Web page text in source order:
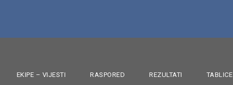
EKIPE – VIJESTI RASPORED REZULTATI TABLICE